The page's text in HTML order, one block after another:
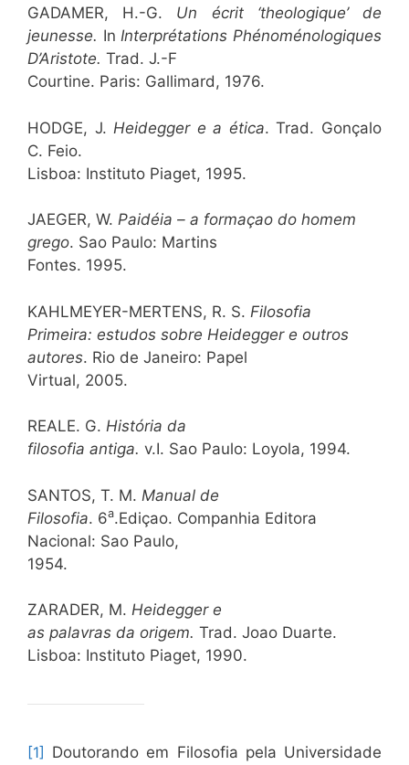
GADAMER, H.-G. Un écrit ‘theologique’ de
jeunesse. InInterprétations Phénoménologiques
D’Aristote. Trad. J.-F
Courtine. Paris: Gallimard, 1976.
HODGE, J. Heidegger e a ética.Trad. Gonçalo
C. Feio.
Lisboa: Instituto Piaget, 1995.
JAEGER, W. Paidéia – a formaçao do homem
grego. Sao Paulo: Martins
Fontes. 1995.
KAHLMEYER-MERTENS, R. S. Filosofia
Primeira: estudos sobre Heidegger e outros
autores. Rio de Janeiro: Papel
Virtual, 2005.
REALE. G. História da
filosofia antiga. v.I. Sao Paulo: Loyola, 1994.
SANTOS, T. M. Manual de
Filosofia. 6a.Ediçao. Companhia Editora
Nacional: Sao Paulo,
1954.
ZARADER, M. Heidegger e
as palavras da origem. Trad. Joao Duarte.
Lisboa: Instituto Piaget, 1990.
[1] Doutorando em Filosofia pela Universidade